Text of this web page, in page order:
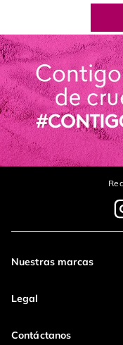
Nuestras marcas
Legal
Contáctanos